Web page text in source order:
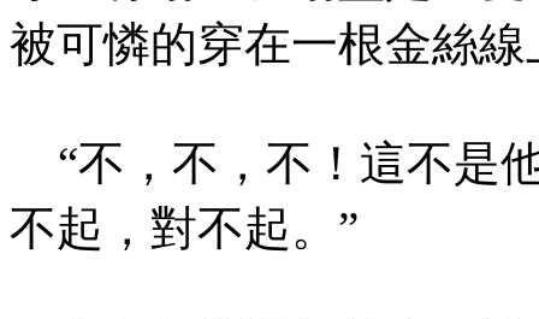
被可憐的穿在一根金絲
“不，不，不！這不是
不起，對不起。”